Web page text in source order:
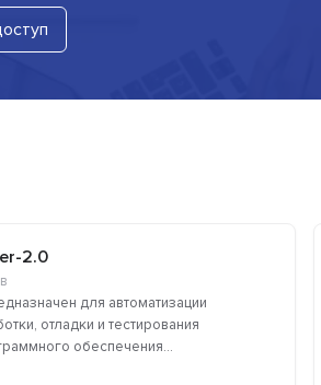
2.0
для автоматизации
отладки и тестирования
обеспечения...